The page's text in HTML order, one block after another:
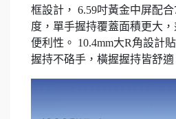
框設計， 6.59吋黃金中屏配合
度，單手握持覆蓋面積更大
便利性。 10.4mm大R角設計
握持不硌手，橫握握持皆舒適